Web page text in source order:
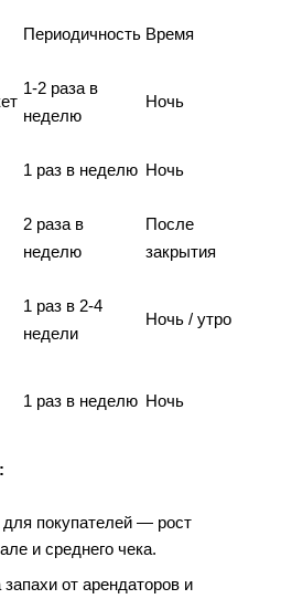
Периодичность Время
1-2 раза в
неделю
Ночь
1 раз в неделю Ночь
2 раза в
неделю
После
закрытия
1 раз в 2-4
недели
Ночь / утро
1 раз в неделю Ночь
покупателей — рост
и среднего чека.
от арендаторов и